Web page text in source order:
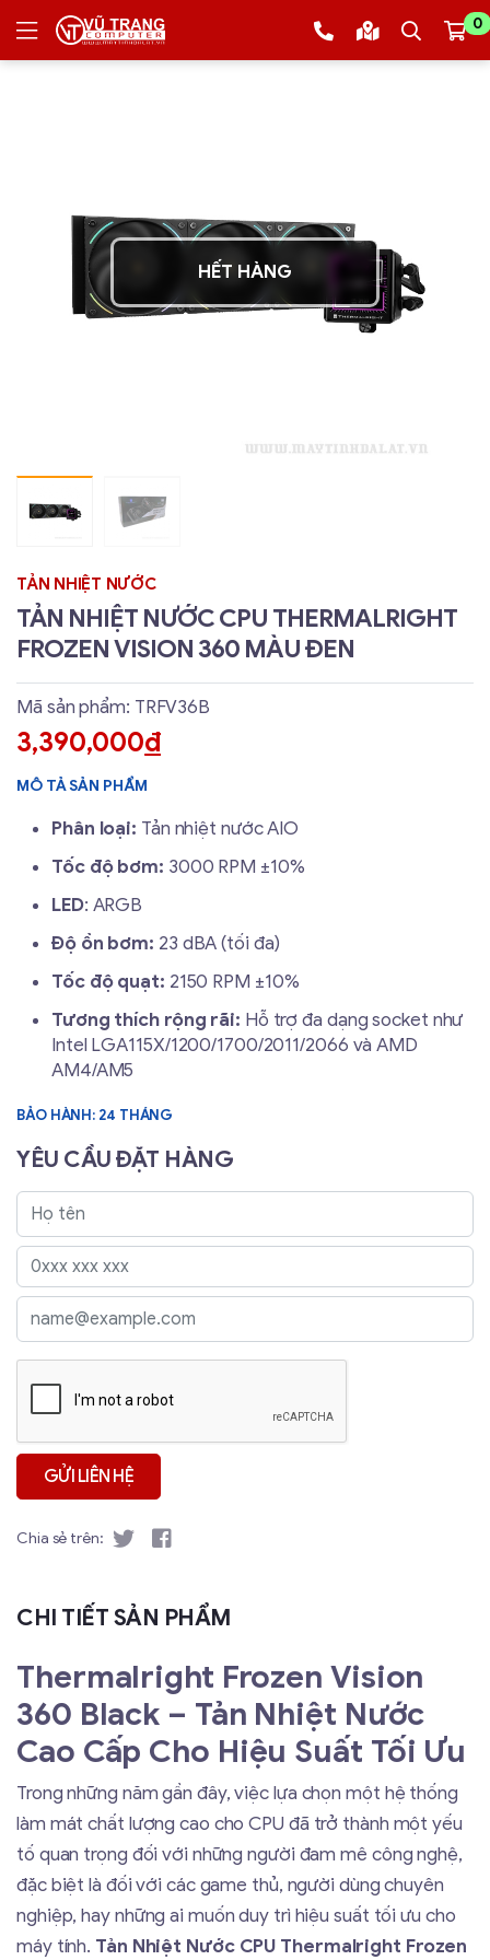
0
HẾT HÀNG
TẢN NHIỆT NƯỚC
TẢN NHIỆT NƯỚC CPU THERMALRIGHT
FROZEN VISION 360 MÀU ĐEN
Mã sản phẩm: TRFV36B
3,390,000đ
MÔ TẢ SẢN PHẨM
Phân loại: Tản nhiệt nước AIO
Tốc độ bơm: 3000 RPM ±10%
LED: ARGB
Độ ồn bơm: 23 dBA (tối đa)
Tốc độ quạt: 2150 RPM ±10%
Tương thích rộng rãi: Hỗ trợ đa dạng socket như
Intel LGA115X/1200/1700/2011/2066 và AMD
AM4/AM5
BẢO HÀNH: 24 THÁNG
YÊU CẦU ĐẶT HÀNG
Chia sẻ trên:
CHI TIẾT SẢN PHẨM
Thermalright Frozen Vision
360 Black – Tản Nhiệt Nước
Cao Cấp Cho Hiệu Suất Tối Ưu
Trong những năm gần đây, việc lựa chọn một hệ thống
làm mát chất lượng cao cho CPU đã trở thành một yếu
tố quan trọng đối với những người đam mê công nghệ,
đặc biệt là đối với các game thủ, người dùng chuyên
nghiệp, hay những ai muốn duy trì hiệu suất tối ưu cho
máy tính. Tản Nhiệt Nước CPU Thermalright Frozen